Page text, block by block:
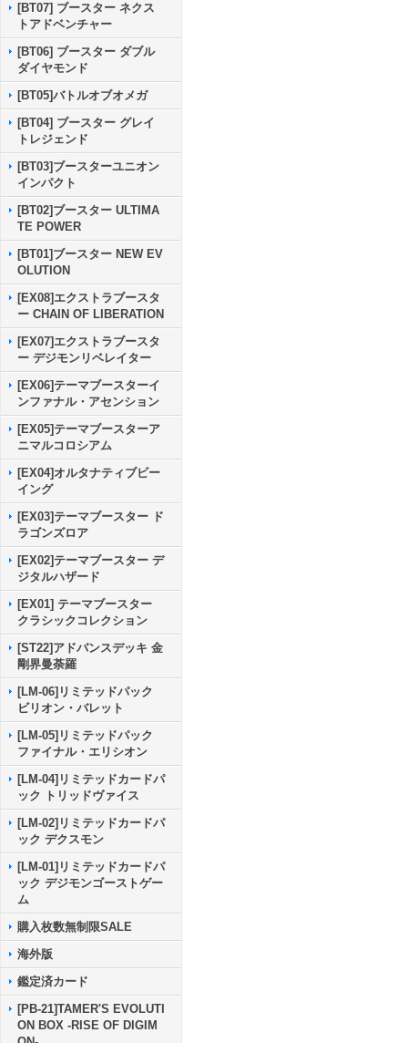
[BT07] ブースター ネクス
トアドベンチャー
[BT06] ブースター ダブル
ダイヤモンド
[BT05]バトルオブオメガ
[BT04] ブースター グレイ
トレジェンド
[BT03]ブースターユニオン
インパクト
[BT02]ブースター ULTIMA
TE POWER
[BT01]ブースター NEW EV
OLUTION
[EX08]エクストラブースタ
ー CHAIN OF LIBERATION
[EX07]エクストラブースタ
ー デジモンリベレイター
[EX06]テーマブースターイ
ンファナル・アセンション
[EX05]テーマブースターア
ニマルコロシアム
[EX04]オルタナティブビー
イング
[EX03]テーマブースター ド
ラゴンズロア
[EX02]テーマブースター デ
ジタルハザード
[EX01] テーマブースター
クラシックコレクション
[ST22]アドバンスデッキ 金
剛界曼荼羅
[LM-06]リミテッドパック
ビリオン・バレット
[LM-05]リミテッドパック
ファイナル・エリシオン
[LM-04]リミテッドカードパ
ック トリッドヴァイス
[LM-02]リミテッドカードパ
ック デクスモン
[LM-01]リミテッドカードパ
ック デジモンゴーストゲー
ム
購入枚数無制限SALE
海外版
鑑定済カード
[PB-21]TAMER'S EVOLUTI
ON BOX -RISE OF DIGIM